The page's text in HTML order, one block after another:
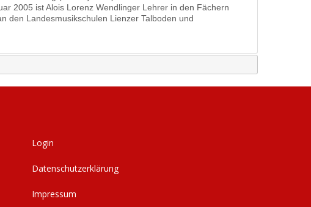
2005 ist Alois Lorenz Wendlinger Lehrer in den Fächern
den Landesmusikschulen Lienzer Talboden und
Login
Datenschutzerklärung
Impressum